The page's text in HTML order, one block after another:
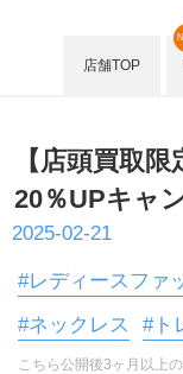
店舗TOP
【店頭買取
20％UPキャ
2025-02-21
#レディースファ
#ネックレス
#ト
こちら公開後3ヶ月以上の